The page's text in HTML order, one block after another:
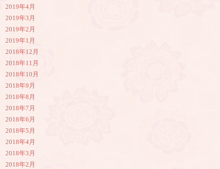
2019年4月
2019年3月
2019年2月
2019年1月
2018年12月
2018年11月
2018年10月
2018年9月
2018年8月
2018年7月
2018年6月
2018年5月
2018年4月
2018年3月
2018年2月